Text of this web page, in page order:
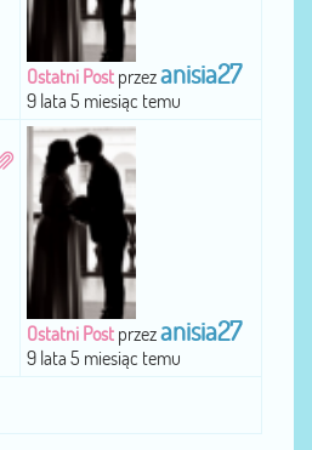
Ostatni Post przezanisia27
9 lata 5 miesiąc temu
Ostatni Post przezanisia27
9 lata 5 miesiąc temu